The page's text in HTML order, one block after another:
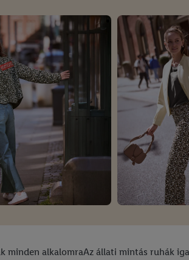
minden alkalomraAz állati mintás ruhák